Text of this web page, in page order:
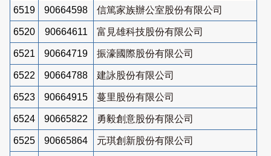
6519 90664598 信篤家族辦公室股份有限公司
6520 90664611 富見雄科技股份有限公司
6521 90664719 振濠國際股份有限公司
6522 90664788 建詠股份有限公司
6523 90664915 蔓里股份有限公司
6524 90665822 勇毅創意股份有限公司
6525 90665864 元琪創新股份有限公司